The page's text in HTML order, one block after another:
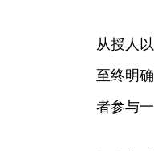
从授人
至终明
者参与一